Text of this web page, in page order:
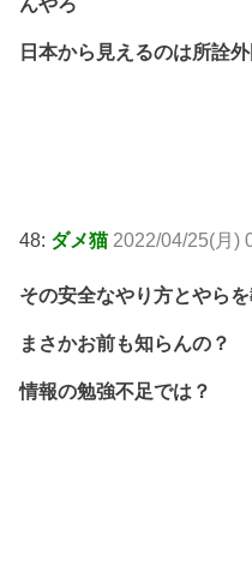
んやろ
日本から見えるのは所詮
48: ダメ猫 2022/04/25(月)
その安全なやり方とやら
まさかお前も知らんの？
情報の勉強不足では？